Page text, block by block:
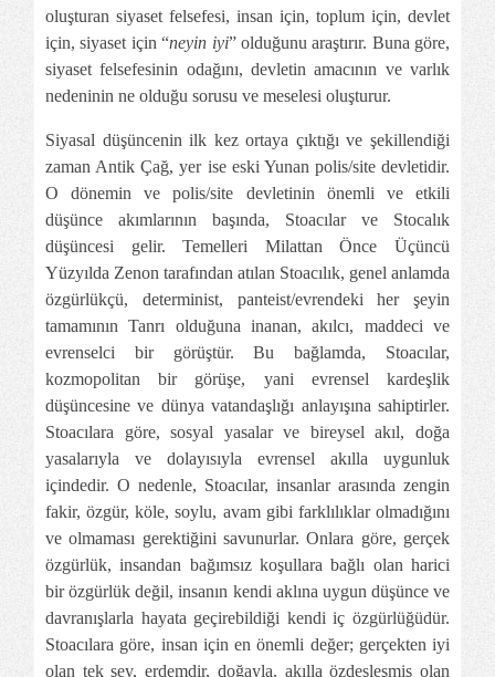
oluşturan siyaset felsefesi, insan için, toplum için, devlet
için, siyaset için “neyin iyi” olduğunu araştırır. Buna göre,
siyaset felsefesinin odağını, devletin amacının ve varlık
nedeninin ne olduğu sorusu ve meselesi oluşturur.
Siyasal düşüncenin ilk kez ortaya çıktığı ve şekillendiği
zaman Antik Çağ, yer ise eski Yunan polis/site devletidir.
O dönemin ve polis/site devletinin önemli ve etkili
düşünce akımlarının başında, Stoacılar ve Stocalık
düşüncesi gelir. Temelleri Milattan Önce Üçüncü
Yüzyılda Zenon tarafından atılan Stoacılık, genel anlamda
özgürlükçü, determinist, panteist/evrendeki her şeyin
tamamının Tanrı olduğuna inanan, akılcı, maddeci ve
evrenselci bir görüştür. Bu bağlamda, Stoacılar,
kozmopolitan bir görüşe, yani evrensel kardeşlik
düşüncesine ve dünya vatandaşlığı anlayışına sahiptirler.
Stoacılara göre, sosyal yasalar ve bireysel akıl, doğa
yasalarıyla ve dolayısıyla evrensel akılla uygunluk
içindedir. O nedenle, Stoacılar, insanlar arasında zengin
fakir, özgür, köle, soylu, avam gibi farklılıklar olmadığını
ve olmaması gerektiğini savunurlar. Onlara göre, gerçek
özgürlük, insandan bağımsız koşullara bağlı olan harici
bir özgürlük değil, insanın kendi aklına uygun düşünce ve
davranışlarla hayata geçirebildiği kendi iç özgürlüğüdür.
Stoacılara göre, insan için en önemli değer; gerçekten iyi
olan tek şey, erdemdir, doğayla, akılla özdeşleşmiş olan